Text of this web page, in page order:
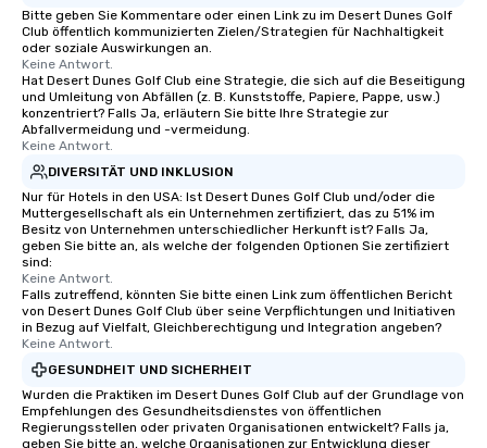
Bitte geben Sie Kommentare oder einen Link zu im Desert Dunes Golf
Club öffentlich kommunizierten Zielen/Strategien für Nachhaltigkeit
oder soziale Auswirkungen an.
Keine Antwort.
Hat Desert Dunes Golf Club eine Strategie, die sich auf die Beseitigung
und Umleitung von Abfällen (z. B. Kunststoffe, Papiere, Pappe, usw.)
konzentriert? Falls Ja, erläutern Sie bitte Ihre Strategie zur
Abfallvermeidung und -vermeidung.
Keine Antwort.
DIVERSITÄT UND INKLUSION
Nur für Hotels in den USA: Ist Desert Dunes Golf Club und/oder die
Muttergesellschaft als ein Unternehmen zertifiziert, das zu 51% im
Besitz von Unternehmen unterschiedlicher Herkunft ist? Falls Ja,
geben Sie bitte an, als welche der folgenden Optionen Sie zertifiziert
sind:
Keine Antwort.
Falls zutreffend, könnten Sie bitte einen Link zum öffentlichen Bericht
von Desert Dunes Golf Club über seine Verpflichtungen und Initiativen
in Bezug auf Vielfalt, Gleichberechtigung und Integration angeben?
Keine Antwort.
GESUNDHEIT UND SICHERHEIT
Wurden die Praktiken im Desert Dunes Golf Club auf der Grundlage von
Empfehlungen des Gesundheitsdienstes von öffentlichen
Regierungsstellen oder privaten Organisationen entwickelt? Falls ja,
geben Sie bitte an, welche Organisationen zur Entwicklung dieser